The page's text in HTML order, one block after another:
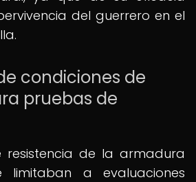
del guerrero en el
condiciones de
pruebas de
resistencia de la armadura
limitaban a evaluaciones